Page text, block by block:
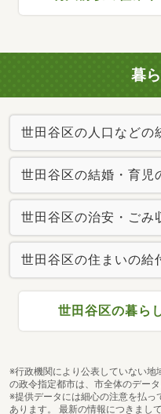
暮
世田谷区の人口などの
世田谷区の結婚・育児
世田谷区の治安・ごみ
世田谷区の住まいの給
世田谷区の暮ら
※行政機関により公表していない
の政令指定都市は、市全体のデータ
※提供データには細心の注意を払
あります。 最新の情報につきまし